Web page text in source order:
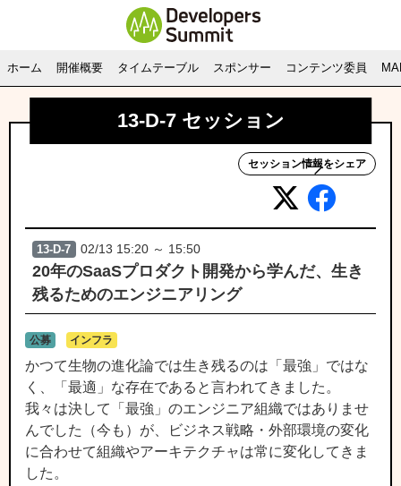
ホーム 開催概要 タイムテーブル スポンサー コンテンツ委員
13-D-7 セッション
セッション情報をシェア
13-D-7 02/13 15:20 ～ 15:50
20年のSaaSプロダクト開発から学んだ、生き
残るためのエンジニアリング
公募 インフラ
かつて生物の進化論では生き残るのは「最強」ではな
く、「最適」な存在であると言われてきました。
我々は決して「最強」のエンジニア組織ではありませ
んでした（今も）が、ビジネス戦略・外部環境の変化
に合わせて組織やアーキテクチャは常に変化してきま
した。